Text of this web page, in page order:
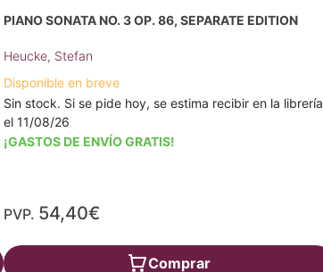
PIANO SONATA NO. 3 OP. 86, SEPARATE EDITION
Heucke, Stefan
Disponible en breve
Sin stock. Si se pide hoy, se estima recibir en la librería
el 11/08/26
¡GASTOS DE ENVÍO GRATIS!
PVP. 54,40€
Comprar